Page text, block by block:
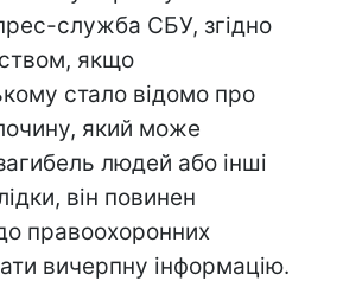
служба СБУ, згідно
якщо
стало відомо про
який може
людей або інші
він повинен
правоохоронних
вичерпну інформацію.